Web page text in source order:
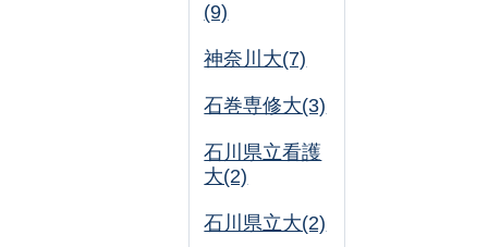
(9)
神奈川大(7)
石巻専修大(3)
石川県立看護
大(2)
石川県立大(2)